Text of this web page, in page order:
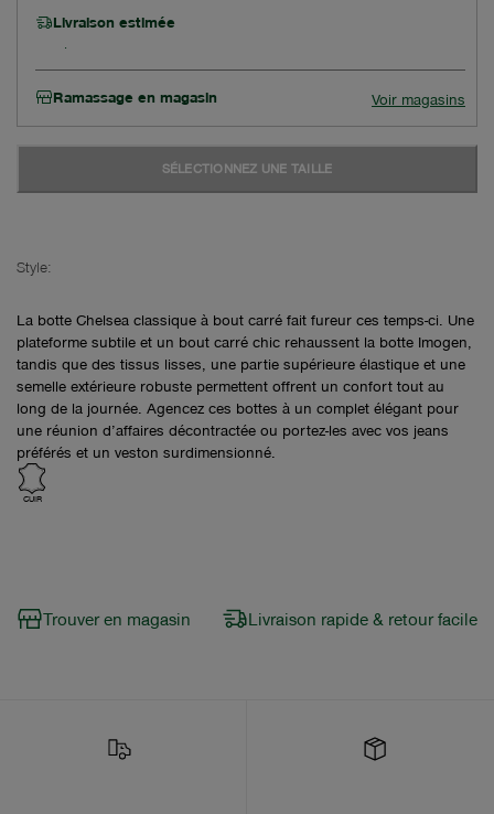
Livraison estimée
Ramassage en magasin Voir magasins
SÉLECTIONNEZ UNE TAILLE
Style:
La botte Chelsea classique à bout carré fait fureur ces temps-ci. Une
plateforme subtile et un bout carré chic rehaussent la botte Imogen,
tandis que des tissus lisses, une partie supérieure élastique et une
semelle extérieure robuste permettent offrent un confort tout au
long de la journée. Agencez ces bottes à un complet élégant pour
une réunion d’affaires décontractée ou portez-les avec vos jeans
préférés et un veston surdimensionné.
CUIR
Trouver en magasin Livraison rapide & retour facile